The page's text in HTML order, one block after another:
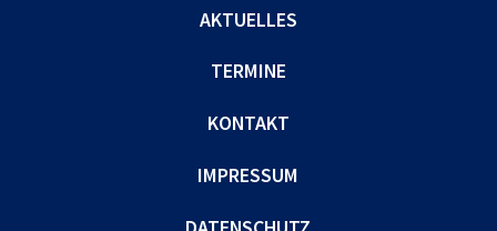
AKTUELLES
TERMINE
KONTAKT
IMPRESSUM